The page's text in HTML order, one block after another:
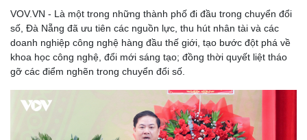
VOV.VN - Là một trong những thành phố đi đầu trong chuyển đổi
số, Đà Nẵng đã ưu tiên các nguồn lực, thu hút nhân tài và các
doanh nghiệp công nghệ hàng đầu thế giới, tạo bước đột phá về
khoa học công nghệ, đổi mới sáng tạo; đồng thời quyết liệt tháo
gỡ các điểm nghẽn trong chuyển đổi số.